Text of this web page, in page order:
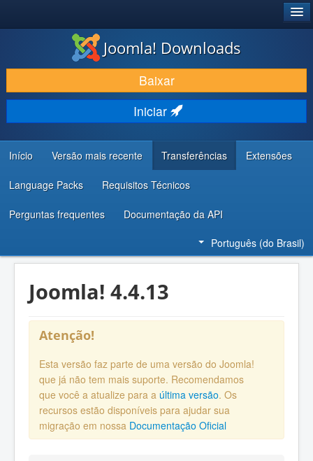
BAIXAR E APRIMORAR
DESCUBRA & APRENDA
COMUNIDADE & SUPORTE
RECURSOS PARA DESENVOLVEDORES
Joomla! Downloads
Baixar
Iniciar
Início Versão mais recente Transferências Extensões
Language Packs Requisitos Técnicos
Perguntas frequentes Documentação da API
Português (do Brasil)
Joomla! 4.4.13
Atenção!
Esta versão faz parte de uma versão do Joomla!
que já não tem mais suporte. Recomendamos
que você a atualize para a última versão. Os
recursos estão disponíveis para ajudar sua
migração em nossa Documentação Oficial